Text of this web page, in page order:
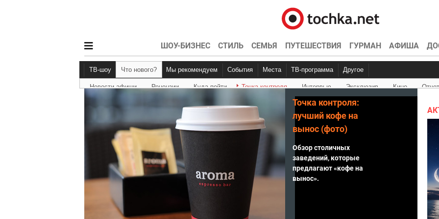
ШОУ-БИЗНЕС СТИЛЬ СЕМЬЯ ПУТЕШЕСТВИЯ ГУРМАН АФИША
ТВ-шоу Что нового? Мы рекомендуем События
Вечеринки Концерты Рестораны Кино Спортивные
Места ТВ-программа Другое
Конкурсы Видео
Новости афиши Рецензии Куда пойти Точка контроля Интервью Эксклюзив Кино
Точка контроля:
лучший кофе на
вынос (фото)
Обзор столичных
заведений, которые
предлагают «кофе на
вынос».